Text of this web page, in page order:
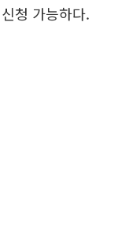
청 가능하다.